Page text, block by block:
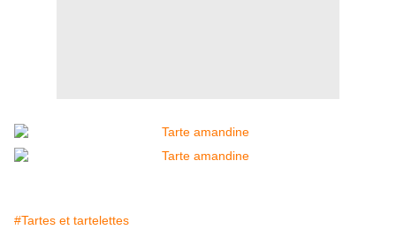
#Tartes et tartelettes